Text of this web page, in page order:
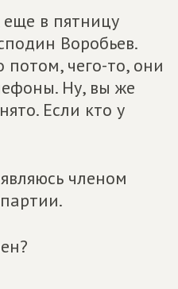
в пятницу
Воробьев.
потом, чего-то, они
Ну, вы же
Если кто у
членом